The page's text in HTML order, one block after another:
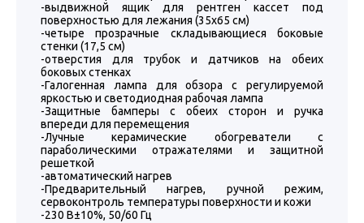
-выдвижной ящик для рентген кассет под
поверхностью для лежания (35х65 см)
-четыре прозрачные складывающиеся боковые
стенки (17,5 см)
-отверстия для трубок и датчиков на обеих
боковых стенках
-Галогенная лампа для обзора с регулируемой
яркостью и светодиодная рабочая лампа
-Защитные бамперы с обеих сторон и ручка
впереди для перемещения
-Лучные керамические обогреватели с
параболическими отражателями и защитной
решеткой
-автоматический нагрев
-Предварительный нагрев, ручной режим,
сервоконтроль температуры поверхности и кожи
-230 В±10%, 50/60 Гц